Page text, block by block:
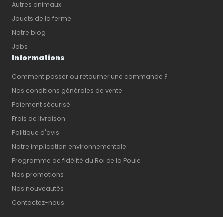
Autres animaux
Jouets de la ferme
Notre blog
Jobs
Informations
Comment passer ou retourner une commande ?
Nos conditions générales de vente
Paiement sécurisé
Frais de livraison
Politique d'avis
Notre implication environnementale
Programme de fidélité du Roi de la Poule
Nos promotions
Nos nouveautés
Contactez-nous